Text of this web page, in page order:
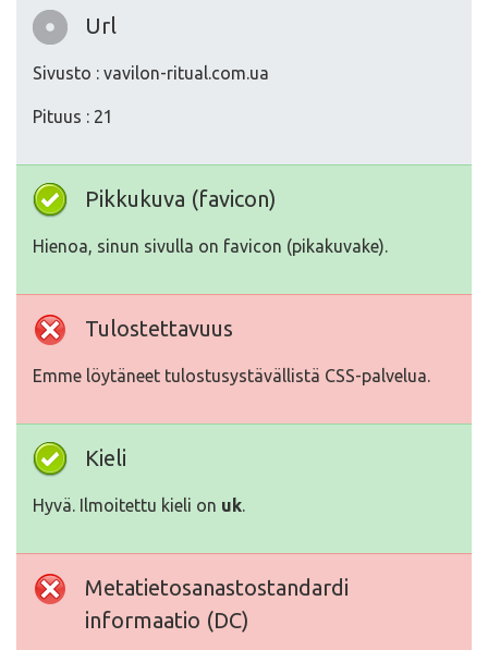
Url
Sivusto : vavilon-ritual.com.ua
Pituus : 21
Pikkukuva (favicon)
Hienoa, sinun sivulla on favicon (pikakuvake).
Tulostettavuus
Emme löytäneet tulostusystävällistä CSS-palvelua.
Kieli
Hyvä. Ilmoitettu kieli on uk.
Metatietosanastostandardi
informaatio (DC)